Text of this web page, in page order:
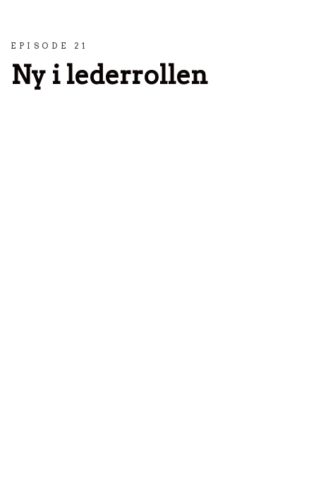
EPISODE 21
Ny i lederrollen